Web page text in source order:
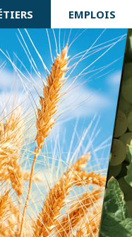
EMPLOIS